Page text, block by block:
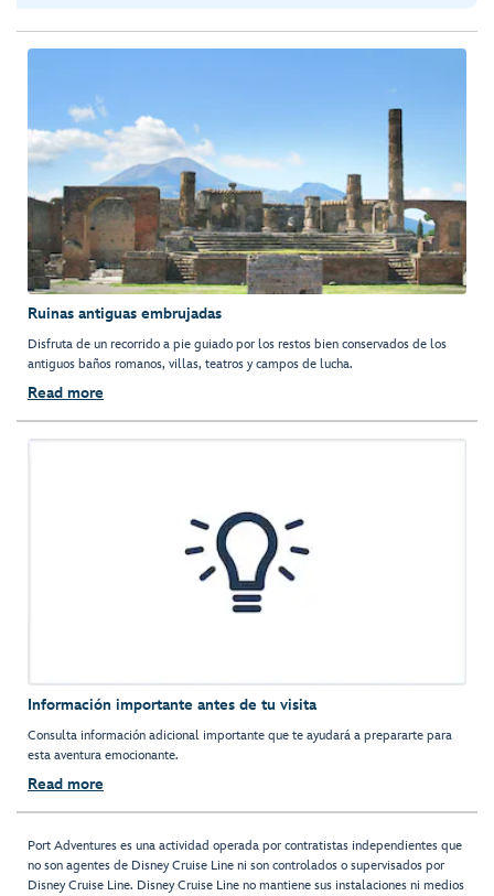
Ruinas antiguas embrujadas
Disfruta de un recorrido a pie guiado por los restos bien conservados de los
antiguos baños romanos, villas, teatros y campos de lucha.
Read more
Información importante antes de tu visita
Consulta información adicional importante que te ayudará a prepararte para
esta aventura emocionante.
Read more
Port Adventures es una actividad operada por contratistas independientes que
no son agentes de Disney Cruise Line ni son controlados o supervisados por
Disney Cruise Line. Disney Cruise Line no mantiene sus instalaciones ni medios